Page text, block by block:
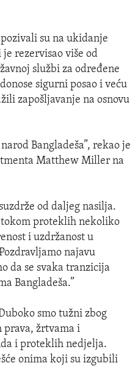
su na ukidanje
rezervisao više od
službi za određene
sigurni posao i veću
zapošljavanje na osnovu
Bangladeša”, rekao je
Matthew Miller na
od daljeg nasilja.
proteklih nekoliko
i uzdržanost u
najavu
da se svaka tranzicija
Bangladeša.”
smo tužni zbog
prava, žrtvama i
i proteklih nedjelja.
onima koji su izgubili